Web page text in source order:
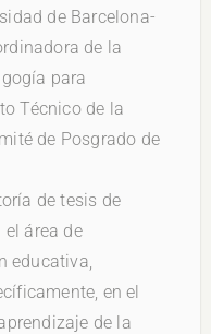
de Barcelona-
de la
para
Técnico de la
de Posgrado de
de tesis de
área de
educativa,
en el
de la